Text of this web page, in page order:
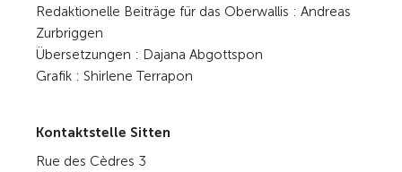
Redaktionelle Beiträge für das Oberwallis : Andreas
Zurbriggen
Übersetzungen : Dajana Abgottspon
Grafik : Shirlene Terrapon
Kontaktstelle Sitten
Rue des Cèdres 3